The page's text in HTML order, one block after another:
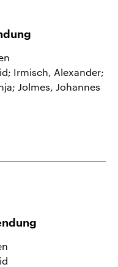
Irmisch, Alexander;
Jolmes, Johannes